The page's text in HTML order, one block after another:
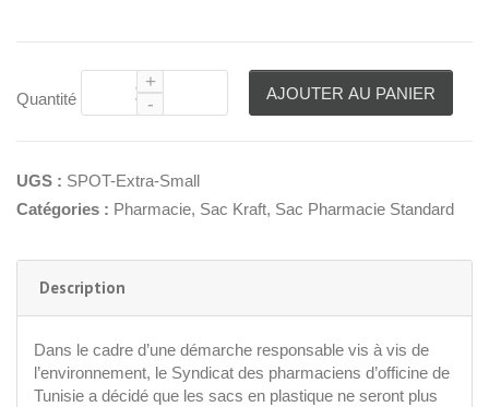
Quantité AJOUTER AU PANIER
UGS : SPOT-Extra-Small
Catégories : Pharmacie, Sac Kraft, Sac Pharmacie Standard
Description
Dans le cadre d’une démarche responsable vis à vis de
l’environnement, le Syndicat des pharmaciens d’officine de
Tunisie a décidé que les sacs en plastique ne seront plus